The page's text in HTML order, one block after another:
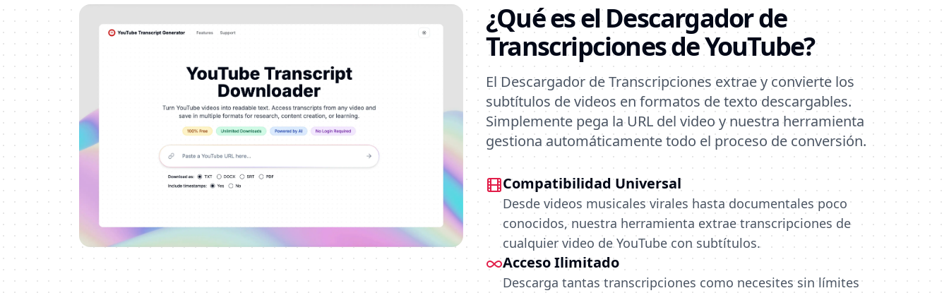
¿Qué es el Descargador de
Transcripciones de YouTube?
El Descargador de Transcripciones extrae y convierte los
subtítulos de videos en formatos de texto descargables.
Simplemente pega la URL del video y nuestra herramienta
gestiona automáticamente todo el proceso de conversión.
Compatibilidad Universal
Desde videos musicales virales hasta documentales poco
conocidos, nuestra herramienta extrae transcripciones de
cualquier video de YouTube con subtítulos.
Acceso Ilimitado
Descarga tantas transcripciones como necesites sin límites